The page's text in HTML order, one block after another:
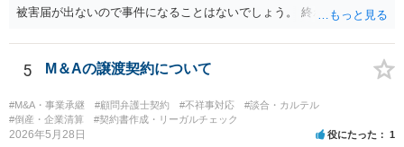
被害届が出ないので事件になることはないでしょう。 終わり
5 M＆Aの譲渡契約について
#M&A・事業承継 #顧問弁護士契約 #不祥事対応
#談合・カルテル
#倒産・企業清算
#契約書作成・リーガルチェック
2026年5月28日 役にたった 1